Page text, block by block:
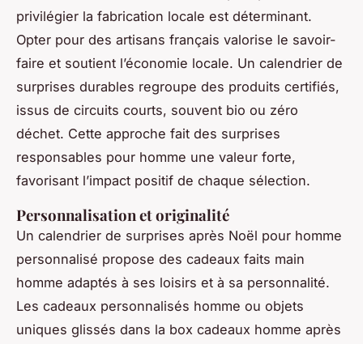
privilégier la fabrication locale est déterminant.
Opter pour des artisans français valorise le savoir-
faire et soutient l’économie locale. Un calendrier de
surprises durables regroupe des produits certifiés,
issus de circuits courts, souvent bio ou zéro
déchet. Cette approche fait des surprises
responsables pour homme une valeur forte,
favorisant l’impact positif de chaque sélection.
Personnalisation et originalité
Un calendrier de surprises après Noël pour homme
personnalisé propose des cadeaux faits main
homme adaptés à ses loisirs et à sa personnalité.
Les cadeaux personnalisés homme ou objets
uniques glissés dans la box cadeaux homme après